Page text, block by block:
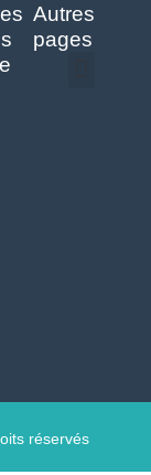
Autres
pages
réservés